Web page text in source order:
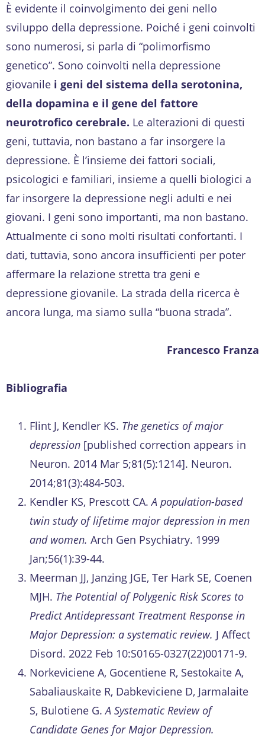
È evidente il coinvolgimento dei geni nello
sviluppo della depressione. Poiché i geni coinvolti
sono numerosi, si parla di “polimorfismo
genetico”. Sono coinvolti nella depressione
giovanile i geni del sistema della serotonina,
della dopamina e il gene del fattore
neurotrofico cerebrale. Le alterazioni di questi
geni, tuttavia, non bastano a far insorgere la
depressione. È l’insieme dei fattori sociali,
psicologici e familiari, insieme a quelli biologici a
far insorgere la depressione negli adulti e nei
giovani. I geni sono importanti, ma non bastano.
Attualmente ci sono molti risultati confortanti. I
dati, tuttavia, sono ancora insufficienti per poter
affermare la relazione stretta tra geni e
depressione giovanile. La strada della ricerca è
ancora lunga, ma siamo sulla “buona strada”.
Francesco Franza
Bibliografia
Flint J, Kendler KS. The genetics of major
depression [published correction appears in
Neuron. 2014 Mar 5;81(5):1214]. Neuron.
2014;81(3):484-503.
Kendler KS, Prescott CA. A population-based
twin study of lifetime major depression in men
and women. Arch Gen Psychiatry. 1999
Jan;56(1):39-44.
Meerman JJ, Janzing JGE, Ter Hark SE, Coenen
MJH. The Potential of Polygenic Risk Scores to
Predict Antidepressant Treatment Response in
Major Depression: a systematic review. J Affect
Disord. 2022 Feb 10:S0165-0327(22)00171-9.
Norkeviciene A, Gocentiene R, Sestokaite A,
Sabaliauskaite R, Dabkeviciene D, Jarmalaite
S, Bulotiene G.A Systematic Review of
Candidate Genes for Major Depression.